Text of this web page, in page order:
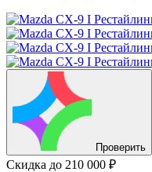
Проверить
Скидка до 210 000 ₽